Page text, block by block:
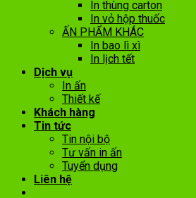
In thùng carton
In vỏ hộp thuốc
ẤN PHẨM KHÁC
In bao lì xì
In lịch tết
Dịch vụ
In ấn
Thiết kế
Khách hàng
Tin tức
Tin nội bộ
Tư vấn in ấn
Tuyển dụng
Liên hệ